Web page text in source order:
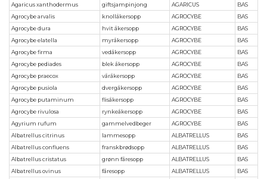
Agaricus xanthodermus
giftsjampinjong AGARICUS
BAS
Agrocybe arvalis
knollåkersopp AGROCYBE
BAS
Agrocybe dura
hvit åkersopp AGROCYBE
BAS
Agrocybe elatella
myråkersopp AGROCYBE
BAS
Agrocybe firma
vedåkersopp AGROCYBE
BAS
Agrocybe pediades
blek åkersopp AGROCYBE
BAS
Agrocybe praecox
våråkersopp AGROCYBE
BAS
Agrocybe pusiola
dvergåkersopp AGROCYBE
BAS
Agrocybe putaminum
flisåkersopp AGROCYBE
BAS
Agrocybe rivulosa
rynkeåkersopp AGROCYBE
BAS
Agyrium rufum
gammelvedbeger AGROCYBE
BAS
Albatrellus citrinus
lammesopp ALBATRELLUS
BAS
Albatrellus confluens
franskbrødsopp ALBATRELLUS
BAS
Albatrellus cristatus
grønn fåresopp ALBATRELLUS
BAS
Albatrellus ovinus
fåresopp ALBATRELLUS
BAS